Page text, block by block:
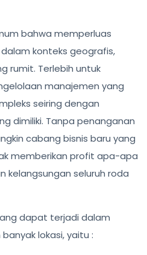
bahwa memperluas
konteks geografis,
rumit. Terlebih untuk
manajemen yang
seiring dengan
dimiliki. Tanpa penanganan
cabang bisnis baru yang
memberikan profit apa-apa
kelangsungan seluruh roda
dapat terjadi dalam
lokasi, yaitu :